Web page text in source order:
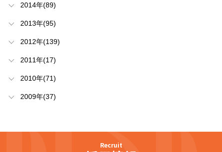
2014年(89)
2013年(95)
2012年(139)
2011年(17)
2010年(71)
2009年(37)
Recruit